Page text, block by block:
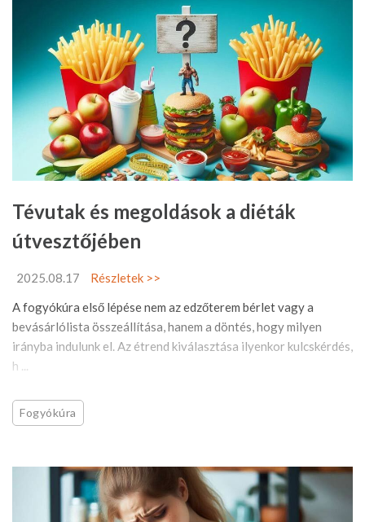
Tévutak és megoldások a diéták
útvesztőjében
2025.08.17
Részletek >>
A fogyókúra első lépése nem az edzőterem bérlet vagy a
bevásárlólista összeállítása, hanem a döntés, hogy milyen
irányba indulunk el. Az étrend kiválasztása ilyenkor kulcskérdés,
h ...
Fogyókúra